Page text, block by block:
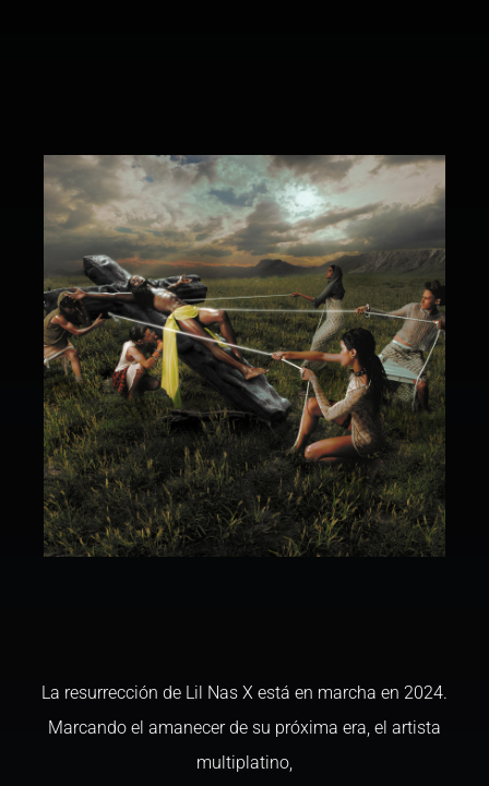
La resurrección de Lil Nas X está en marcha en 2024.
Marcando el amanecer de su próxima era, el artista
multiplatino,